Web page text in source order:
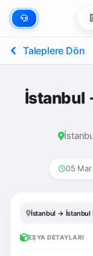
Taleplere Dön
İstanbul
05
İstanbul → İstanbul
EŞYA DETAYLARI